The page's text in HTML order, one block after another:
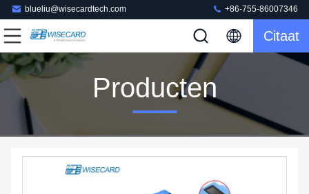
blueliu@wisecardtech.com +86-755-86007346
Citaat
Producten